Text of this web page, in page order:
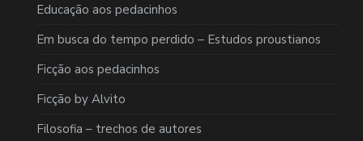
Educação aos pedacinhos
Em busca do tempo perdido – Estudos proustianos
Ficção aos pedacinhos
Ficção by Alvito
Filosofia – trechos de autores